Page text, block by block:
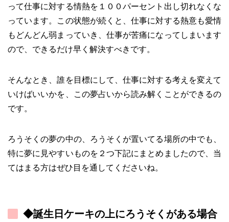
って仕事に対する情熱を１００パーセント出し切れなくな
っています。この状態が続くと、仕事に対する熱意も愛情
もどんどん弱まっていき、仕事が苦痛になってしまいます
ので、できるだけ早く解決すべきです。
そんなとき、誰を目標にして、仕事に対する考えを変えて
いけばいいかを、この夢占いから読み解くことができるの
です。
ろうそくの夢の中の、ろうそくが置いてる場所の中でも、
特に夢に見やすいものを２つ下記にまとめましたので、当
てはまる方はぜひ目を通してくださいね。
◆誕生日ケーキの上にろうそくがある場合